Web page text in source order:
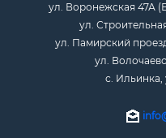
ул. Воронежская 47А
ул.
ул. Памирский
ул.
с. Ильинка,